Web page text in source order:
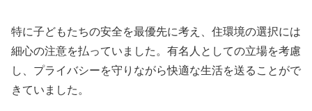
特に子どもたちの安全を最優先に考え、住環境の選択には
細心の注意を払っていました。有名人としての立場を考慮
し、プライバシーを守りながら快適な生活を送ることがで
きていました。